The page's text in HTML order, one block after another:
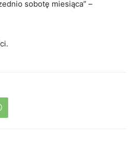
sobotę miesiąca” –